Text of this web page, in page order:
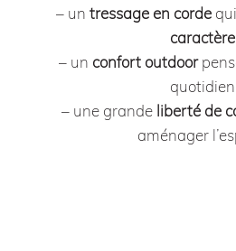
– un tressage en corde
caractère
– un confort outdoor
quotidien
– une grande liberté de
aménager